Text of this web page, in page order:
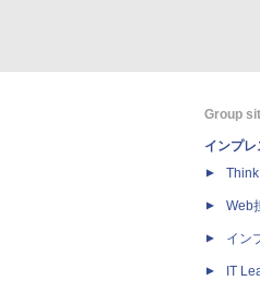
Group
インプ
Web
イン
IT